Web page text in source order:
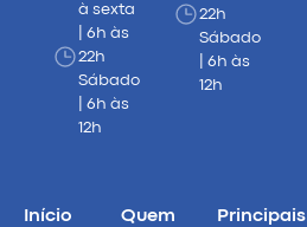
à sexta
| 6h às
22h
Sábado
| 6h às
12h
22h
Sábado
| 6h às
12h
Início
Quem
Principais